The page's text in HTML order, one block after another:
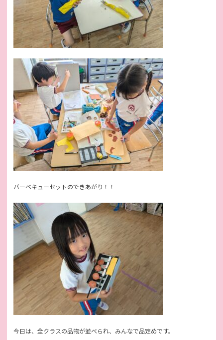
バーベキューセットのできあがり！！
今日は、全クラスの品物が並べられ、みんなで品定めです。